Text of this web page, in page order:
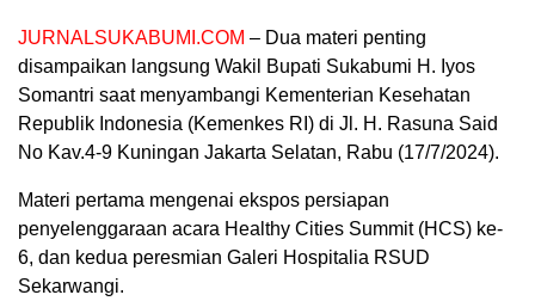
JURNALSUKABUMI.COM – Dua materi penting
disampaikan langsung Wakil Bupati Sukabumi H. Iyos
Somantri saat menyambangi Kementerian Kesehatan
Republik Indonesia (Kemenkes RI) di Jl. H. Rasuna Said
No Kav.4-9 Kuningan Jakarta Selatan, Rabu (17/7/2024).
Materi pertama mengenai ekspos persiapan
penyelenggaraan acara Healthy Cities Summit (HCS) ke-
6, dan kedua peresmian Galeri Hospitalia RSUD
Sekarwangi.